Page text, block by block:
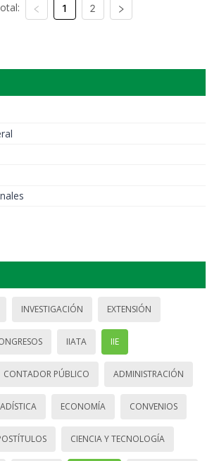
1 2
INVESTIGACIÓN EXTENSIÓN
IIATA IIE
CONTADOR PÚBLICO ADMINISTRACIÓN
ECONOMÍA CONVENIOS
CIENCIA Y TECNOLOGÍA